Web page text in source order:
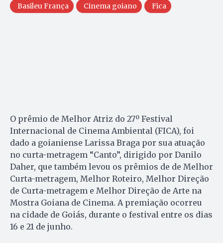
Basileu França Cinema goiano Fica
O prêmio de Melhor Atriz do 27º Festival
Internacional de Cinema Ambiental (FICA), foi
dado a goianiense Larissa Braga por sua atuação
no curta-metragem “Canto”, dirigido por Danilo
Daher, que também levou os prêmios de de Melhor
Curta-metragem, Melhor Roteiro, Melhor Direção
de Curta-metragem e Melhor Direção de Arte na
Mostra Goiana de Cinema. A premiação ocorreu
na cidade de Goiás, durante o festival entre os dias
16 e 21 de junho.